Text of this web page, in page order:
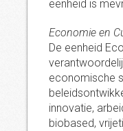
eenheid is
Economie en
De eenheid
economische
innovatie,
biobased,